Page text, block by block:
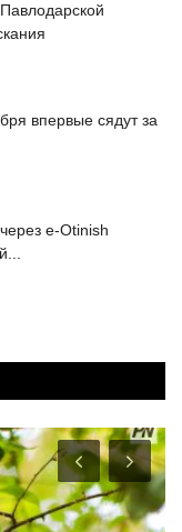
впервые сядут за
e-Otinish